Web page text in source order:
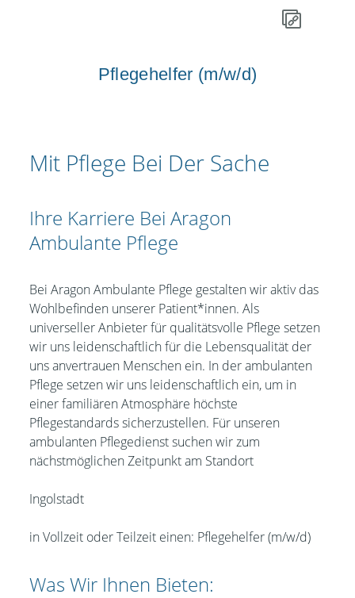
Pflegehelfer (m/w/d)
Mit Pflege Bei Der Sache
Ihre Karriere Bei Aragon
Ambulante Pflege
Bei Aragon Ambulante Pflege gestalten wir aktiv das
Wohlbefinden unserer Patient*innen. Als
universeller Anbieter für qualitätsvolle Pflege setzen
wir uns leidenschaftlich für die Lebensqualität der
uns anvertrauen Menschen ein. In der ambulanten
Pflege setzen wir uns leidenschaftlich ein, um in
einer familiären Atmosphäre höchste
Pflegestandards sicherzustellen. Für unseren
ambulanten Pflegedienst suchen wir zum
nächstmöglichen Zeitpunkt am Standort
Ingolstadt
in Vollzeit oder Teilzeit einen: Pflegehelfer (m/w/d)
Was Wir Ihnen Bieten: